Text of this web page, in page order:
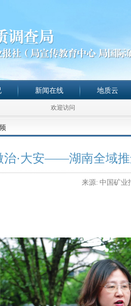
欢迎访问
新闻在线 地质云
治·大安——湖南全域推
来源: 中国矿业